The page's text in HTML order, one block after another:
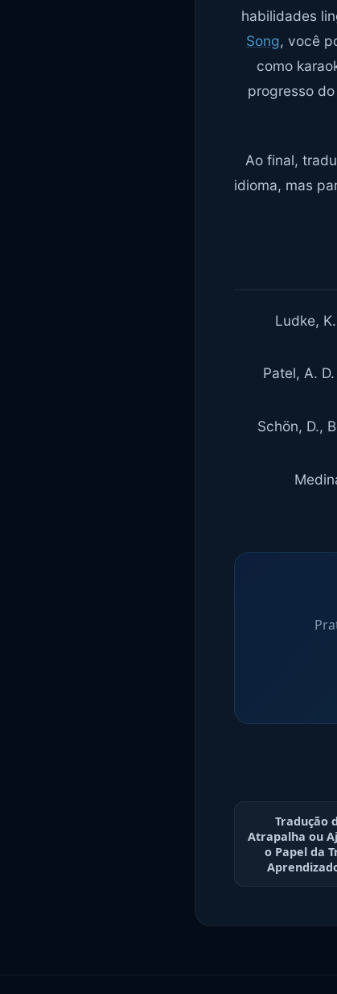
habilidades
Song, você
como
progresso
Ao final,
idioma, mas
Ludke,
Patel, A.
Schön, D.,
Tradução
Atrapalha ou
o Papel da